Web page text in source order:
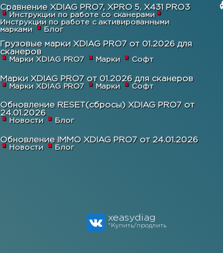
Сравнение XDIAG PRO7, XPRO 5, X431 PRO3
Инструкции по работе со сканерами
Инструкции по работе с активированными
марками
Блог
Грузовые марки XDIAG PRO7 от 01.2026 для
сканеров
Марки XDIAG PRO7 Марки Софт
Марки XDIAG PRO7 от 01.2026 для сканеров
Марки XDIAG PRO7 Марки Софт
Обновление RESET(сбросы) XDIAG PRO7 от
24.01.2026
Новости Блог
Обновление IMMO XDIAG PRO7 от 24.01.2026
Новости Блог
xeasydiag
*Купить/продлить